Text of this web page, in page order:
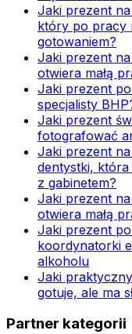
Jaki prezent
który po pracy
gotowaniem?
Jaki prezent
otwiera małą
Jaki prezent
specjalisty
Jaki prezent
fotografować
Jaki prezent
dentystki,
z gabinetem?
Jaki prezent
otwiera małą
Jaki prezent
koordynatorki
alkoholu
Jaki
gotuje, ale ma
Partner kategorii